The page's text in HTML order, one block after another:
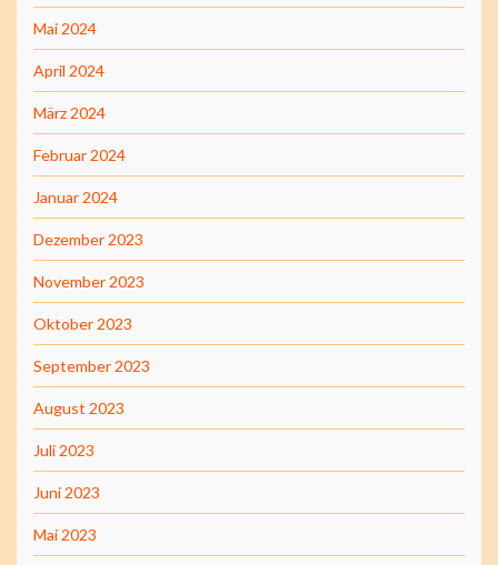
Mai 2024
April 2024
März 2024
Februar 2024
Januar 2024
Dezember 2023
November 2023
Oktober 2023
September 2023
August 2023
Juli 2023
Juni 2023
Mai 2023